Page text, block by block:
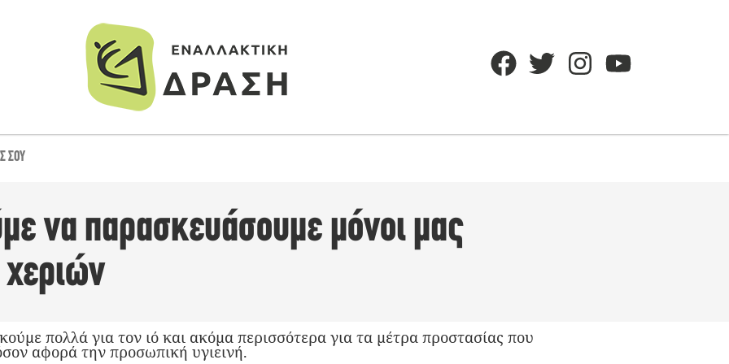
ΣΟΥ
να παρασκευάσουμε μόνοι μας
χεριών
πολλά για τον ιό και ακόμα περισσότερα για τα μέτρα προστασίας που
αφορά την προσωπική υγιεινή.